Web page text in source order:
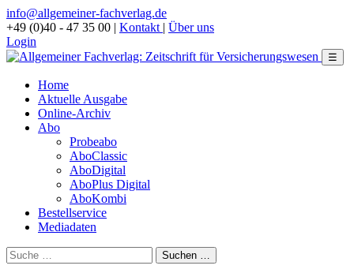
info@allgemeiner-fachverlag.de
+49 (0)40 - 47 35 00 | Kontakt | Über uns
Login
☰
Home
Aktuelle Ausgabe
Online-Archiv
Abo
Probeabo
AboClassic
AboDigital
AboPlus Digital
AboKombi
Bestellservice
Mediadaten